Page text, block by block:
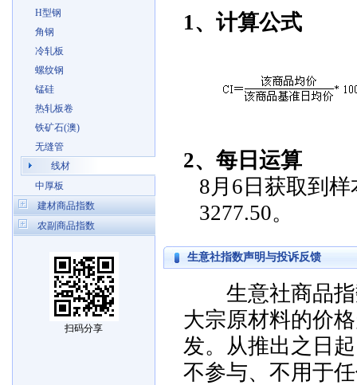
H型钢
角钢
冷轧板
螺纹钢
锰硅
热轧板卷
铁矿石(澳)
无缝管
线材
中厚板
建材商品指数
农副商品指数
扫码分享
1、计算公式
2、每日运算
8月6日获取到
3277.50。
生意社指数声明与投诉反馈
生意社商品指
大宗原材料的价
发。从推出之日
不参与、不用于